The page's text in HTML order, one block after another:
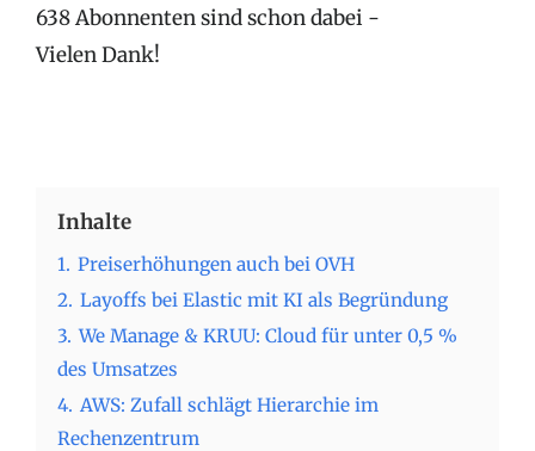
638 Abonnenten sind schon dabei -
Vielen Dank!
Inhalte
1. Preiserhöhungen auch bei OVH
2. Layoffs bei Elastic mit KI als Begründung
3. We Manage & KRUU: Cloud für unter 0,5 %
des Umsatzes
4. AWS: Zufall schlägt Hierarchie im
Rechenzentrum